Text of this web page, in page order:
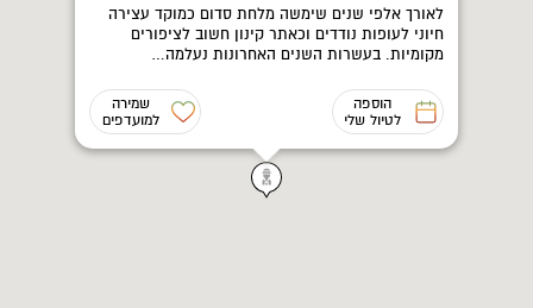
לאורך אלפי שנים שימשה מלחת סדום כמוקד עצירה
חיוני לעופות נודדים וכאתר קינון חשוב לציפורים
מקומיות. בעשרות השנים האחרונות נעלמה…
הוספה
לטיול שלי
שמירה
למועדפים